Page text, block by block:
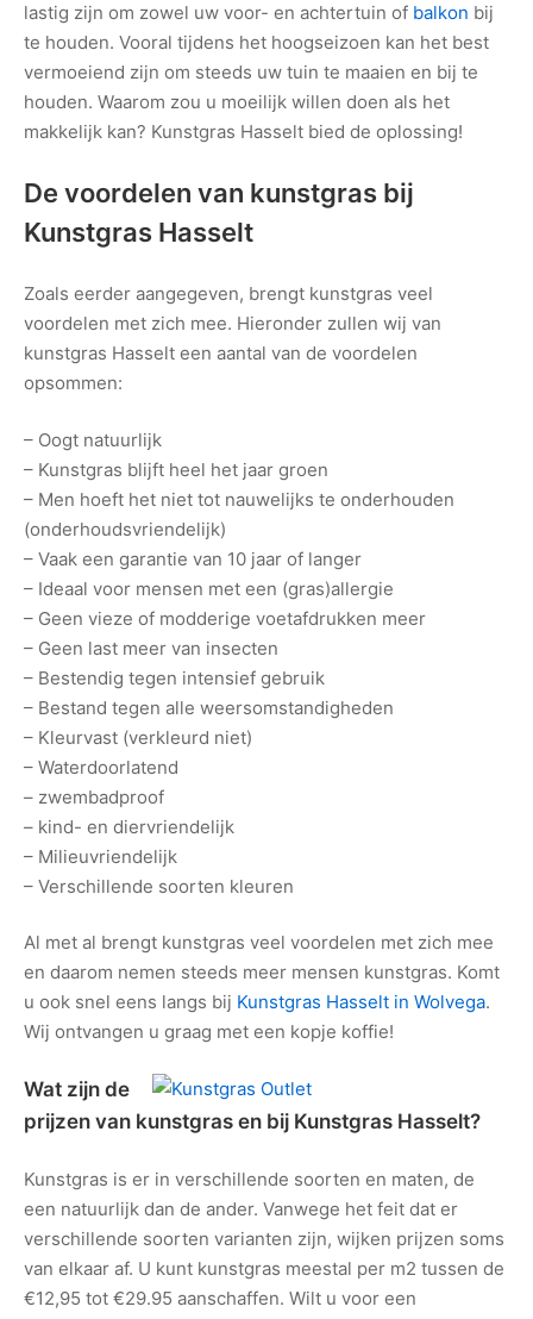
lastig zijn om zowel uw voor- en achtertuin of balkon bij
te houden. Vooral tijdens het hoogseizoen kan het best
vermoeiend zijn om steeds uw tuin te maaien en bij te
houden. Waarom zou u moeilijk willen doen als het
makkelijk kan? Kunstgras Hasselt bied de oplossing!
De voordelen van kunstgras bij
Kunstgras Hasselt
Zoals eerder aangegeven, brengt kunstgras veel
voordelen met zich mee. Hieronder zullen wij van
kunstgras Hasselt een aantal van de voordelen
opsommen:
– Oogt natuurlijk
– Kunstgras blijft heel het jaar groen
– Men hoeft het niet tot nauwelijks te onderhouden
(onderhoudsvriendelijk)
– Vaak een garantie van 10 jaar of langer
– Ideaal voor mensen met een (gras)allergie
– Geen vieze of modderige voetafdrukken meer
– Geen last meer van insecten
– Bestendig tegen intensief gebruik
– Bestand tegen alle weersomstandigheden
– Kleurvast (verkleurd niet)
– Waterdoorlatend
– zwembadproof
– kind- en diervriendelijk
– Milieuvriendelijk
– Verschillende soorten kleuren
Al met al brengt kunstgras veel voordelen met zich mee
en daarom nemen steeds meer mensen kunstgras. Komt
u ook snel eens langs bij Kunstgras Hasselt in Wolvega.
Wij ontvangen u graag met een kopje koffie!
Wat zijn de
prijzen van kunstgras en bij Kunstgras Hasselt?
Kunstgras is er in verschillende soorten en maten, de
een natuurlijk dan de ander. Vanwege het feit dat er
verschillende soorten varianten zijn, wijken prijzen soms
van elkaar af. U kunt kunstgras meestal per m2 tussen de
€12,95 tot €29.95 aanschaffen. Wilt u voor een